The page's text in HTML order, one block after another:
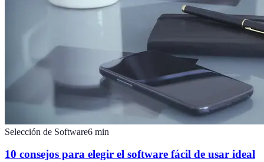
Selección de Software6 min
10 consejos para elegir el software fácil de usar ideal